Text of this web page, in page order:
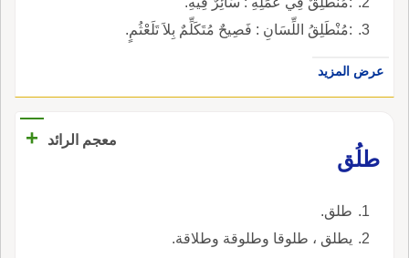
:مُنْطَلِقُ اللِّسَانِ : فَصِيحٌ مُتَكَلِّمٌ بِلاَ تَلَعْثُمٍ.
عرض المزيد
معجم الرائد
+
طلُق
طلق.
يطلق ، طلوقا وطلوقة وطلاقة.